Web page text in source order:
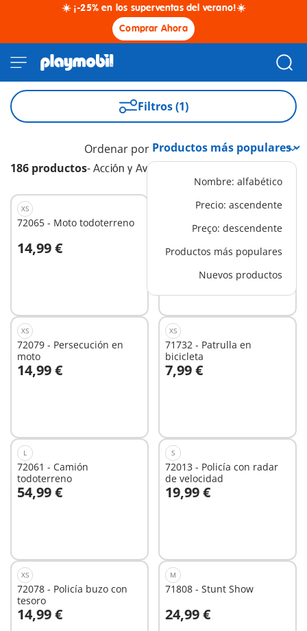
☀️ ¡-25% en los superventas del verano!☀️
Comprar Ahora
Filtros (1)
186 productos- Acción y Aventura
Ordenar por
Nombre: alfabético
Precio: ascendente
Preço: descendente
Productos más populares
Nuevos productos
XS
72065 - Moto todoterreno
14,99 €
A la cesta
72064 - Quad todoterreno
19,99 €
A la cesta
XS
72079 - Persecución en
moto
14,99 €
A la cesta
XS
71732 - Patrulla en
bicicleta
7,99 €
A la cesta
L
72061 - Camión
todoterreno
54,99 €
A la cesta
S
72013 - Policía con radar
de velocidad
19,99 €
A la cesta
XS
72078 - Policía buzo con
tesoro
14,99 €
A la cesta
M
71808 - Stunt Show
24,99 €
A la cesta